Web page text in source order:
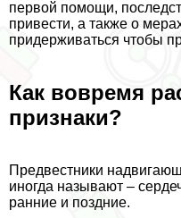
первой помощи,
привести, а также о
придерживаться чтобы
Как вовремя
признаки?
Предвестники
иногда называют –
ранние и поздние.